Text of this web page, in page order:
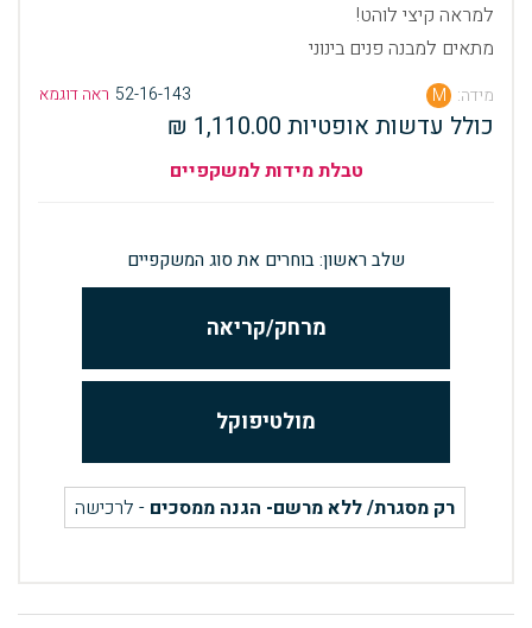
למראה קיצי לוהט!
מתאים למבנה פנים בינוני
מידה: M
52-16-143 ראה דוגמא
כולל עדשות אופטיות 1,110.00 ₪
טבלת מידות למשקפיים
שלב ראשון: בוחרים את סוג המשקפיים
מרחק/קריאה
מולטיפוקל
רק מסגרת/ ללא מרשם- הגנה ממסכים - לרכישה